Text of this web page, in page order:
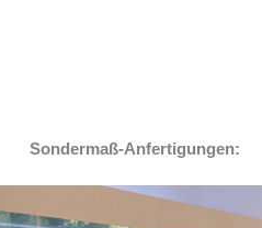
Sondermaß-Anfertigungen: